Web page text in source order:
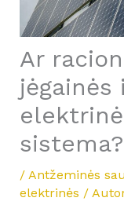
Ar
jėgainės
sistema?
/ Antžeminės
elektrinės /